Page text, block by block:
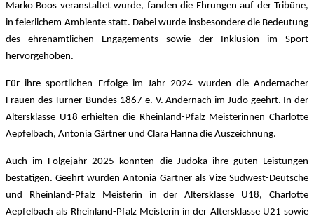
Marko Boos veranstaltet wurde, fanden die Ehrungen auf der Tribüne,
in feierlichem Ambiente statt. Dabei wurde insbesondere die Bedeutung
des ehrenamtlichen Engagements sowie der Inklusion im Sport
hervorgehoben.
Für ihre sportlichen Erfolge im Jahr 2024 wurden die Andernacher
Frauen des Turner-Bundes 1867 e. V. Andernach im Judo geehrt. In der
Altersklasse U18 erhielten die Rheinland-Pfalz Meisterinnen Charlotte
Aepfelbach, Antonia Gärtner und Clara Hanna die Auszeichnung.
Auch im Folgejahr 2025 konnten die Judoka ihre guten Leistungen
bestätigen. Geehrt wurden Antonia Gärtner als Vize Südwest-Deutsche
und Rheinland-Pfalz Meisterin in der Altersklasse U18, Charlotte
Aepfelbach als Rheinland-Pfalz Meisterin in der Altersklasse U21 sowie